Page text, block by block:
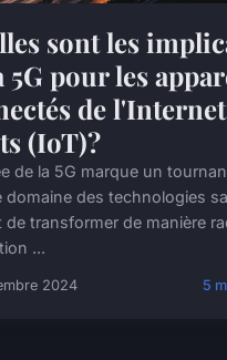
sont les
5G pour les
de
(IoT)?
de la 5G marque un
domaine des technologies
de transformer de manière
...
2024 5